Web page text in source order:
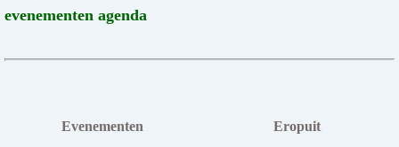
evenementen agenda
Evenementen Eropuit